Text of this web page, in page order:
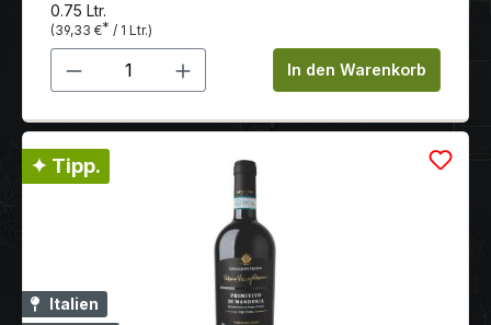
Wein.
0.75 Ltr.
(39,33 €* / 1 Ltr.)
Produkt Anzahl: Gib denIn den Warenkorb
✦ Tipp.
Italien